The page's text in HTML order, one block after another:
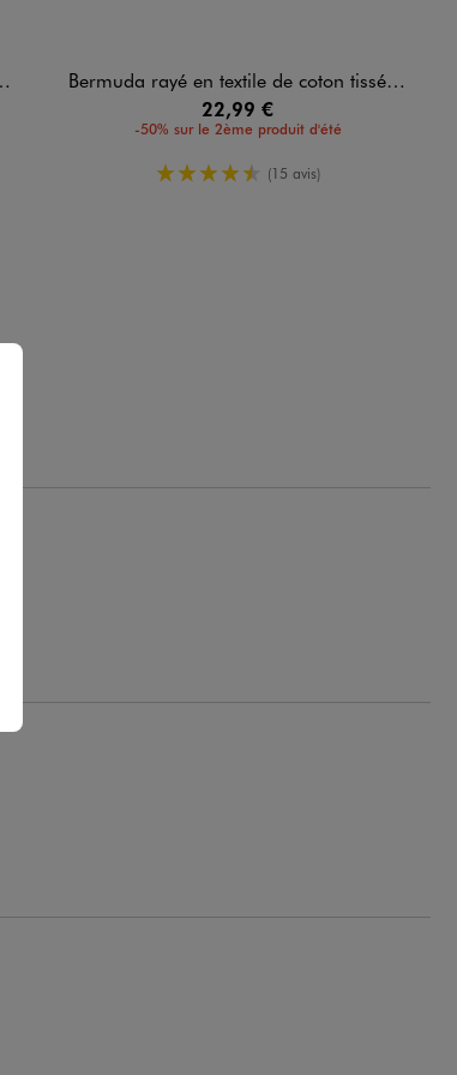
Bermuda rayé en textile de coton tissé homme
22,99 €
-50% sur le 2ème produit d'été
4.5/5 de moyenne
(15 avis)